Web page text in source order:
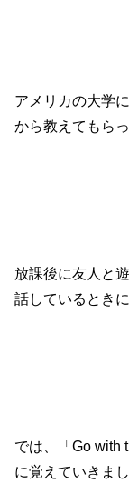
アメリカの大学
から教えてもら
放課後に友人と
話しているとき
では、「Go with
に覚えていきまし